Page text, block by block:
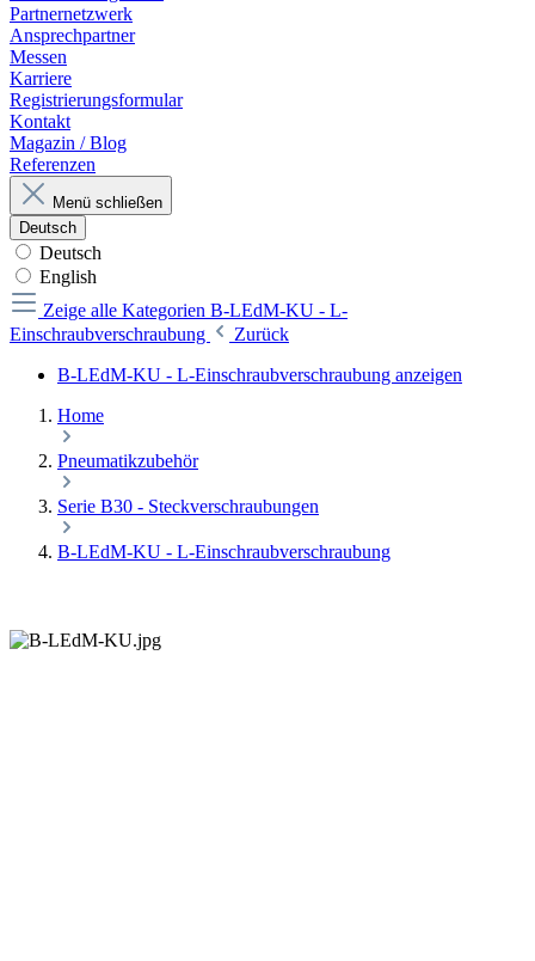
Partnernetzwerk
Ansprechpartner
Messen
Karriere
Registrierungsformular
Kontakt
Magazin / Blog
Referenzen
Menü schließen
Deutsch
Deutsch
English
Zeige alle Kategorien B-LEdM-KU - L-
Einschraubverschraubung
Zurück
B-LEdM-KU - L-Einschraubverschraubung anzeigen
Home
Pneumatikzubehör
Serie B30 - Steckverschraubungen
B-LEdM-KU - L-Einschraubverschraubung